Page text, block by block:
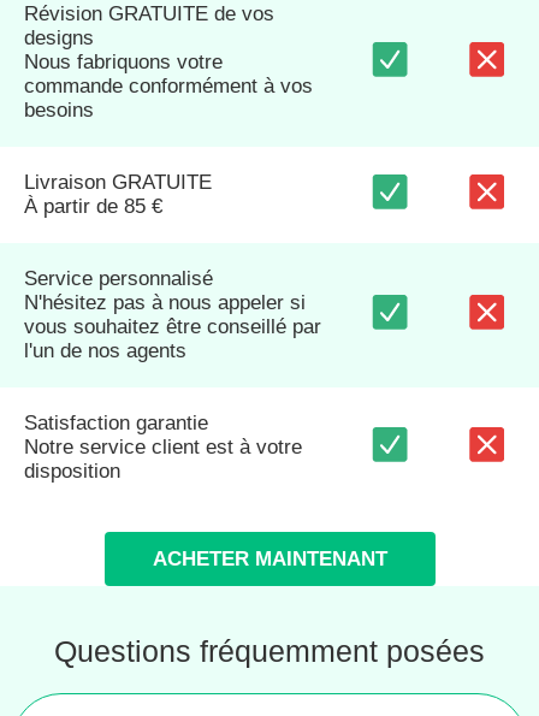
Révision GRATUITE de vos
designs
Nous fabriquons votre
commande conformément à vos
besoins
Livraison GRATUITE
À partir de 85 €
Service personnalisé
N'hésitez pas à nous appeler si
vous souhaitez être conseillé par
l'un de nos agents
Satisfaction garantie
Notre service client est à votre
disposition
ACHETER MAINTENANT
Questions fréquemment posées